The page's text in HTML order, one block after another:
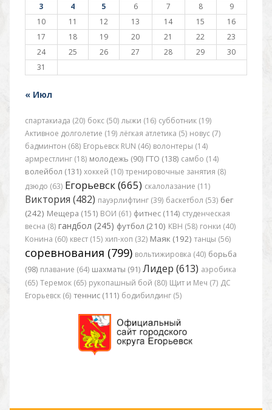
3
4 5 6 7 8
9
10
11 12 13 14 15
16
17
18 19 20 21 22
23
24
25 26 27 28 29
30
31
« Июл
спартакиада (20) бокс (50) лыжи (16) субботник (19)
Активное долголетие (19) лёгкая атлетика (5) новус (7)
бадминтон (68) Егорьевск RUN (46) волонтеры (14)
армрестлинг (18) молодежь (90) ГТО (138) самбо (14)
волейбол (131) хоккей (10) тренировочные занятия (8)
дзюдо (63) Егорьевск (665) скалолазание (11)
Виктория (482) пауэрлифтинг (39) баскетбол (53) бег
(242) Мещера (151) ВОИ (61) фитнес (114) студенческая
весна (8) гандбол (245) футбол (210) КВН (58) гонки (40)
Конина (60) квест (15) хип-хоп (32) Маяк (192) танцы (56)
соревнования (799) вольтижировка (40) борьба
(98) плавание (64) шахматы (91) Лидер (613) аэробика
(65) Теремок (65) рукопашный бой (80) Щит и Меч (7) ДС
Егорьевск (6) теннис (111) бодибилдинг (5)